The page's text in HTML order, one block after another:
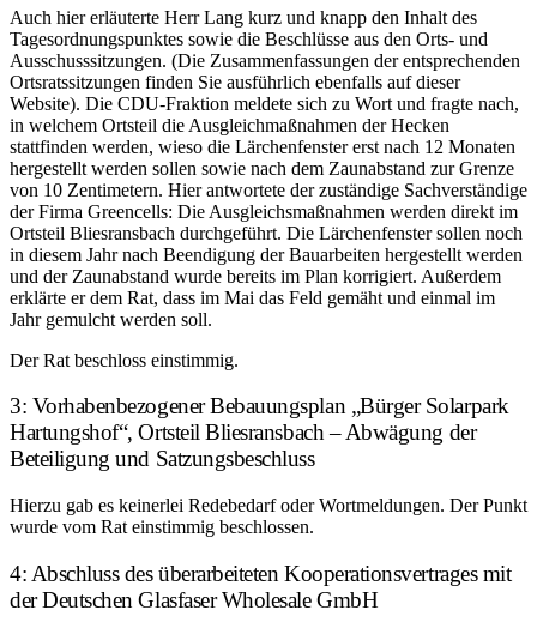
Auch hier erläuterte Herr Lang kurz und knapp den Inhalt des
Tagesordnungspunktes sowie die Beschlüsse aus den Orts- und
Ausschusssitzungen. (Die Zusammenfassungen der entsprechenden
Ortsratssitzungen finden Sie ausführlich ebenfalls auf dieser
Website). Die CDU-Fraktion meldete sich zu Wort und fragte nach,
in welchem Ortsteil die Ausgleichmaßnahmen der Hecken
stattfinden werden, wieso die Lärchenfenster erst nach 12 Monaten
hergestellt werden sollen sowie nach dem Zaunabstand zur Grenze
von 10 Zentimetern. Hier antwortete der zuständige Sachverständige
der Firma Greencells: Die Ausgleichsmaßnahmen werden direkt im
Ortsteil Bliesransbach durchgeführt. Die Lärchenfenster sollen noch
in diesem Jahr nach Beendigung der Bauarbeiten hergestellt werden
und der Zaunabstand wurde bereits im Plan korrigiert. Außerdem
erklärte er dem Rat, dass im Mai das Feld gemäht und einmal im
Jahr gemulcht werden soll.
Der Rat beschloss einstimmig.
3: Vorhabenbezogener Bebauungsplan „Bürger Solarpark
Hartungshof“, Ortsteil Bliesransbach – Abwägung der
Beteiligung und Satzungsbeschluss
Hierzu gab es keinerlei Redebedarf oder Wortmeldungen. Der Punkt
wurde vom Rat einstimmig beschlossen.
4: Abschluss des überarbeiteten Kooperationsvertrages mit
der Deutschen Glasfaser Wholesale GmbH